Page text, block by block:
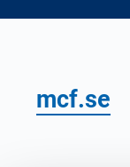
mcf.se